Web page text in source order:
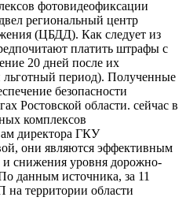
фотовидеофиксации
региональный центр
(ЦБДД). Как следует из
платить штрафы с
20 дней после их
период). Полученные
безопасности
Ростовской области. сейчас в
комплексов
директора ГКУ
они являются эффективным
снижения уровня дорожно-
данным источника, за 11
на территории области